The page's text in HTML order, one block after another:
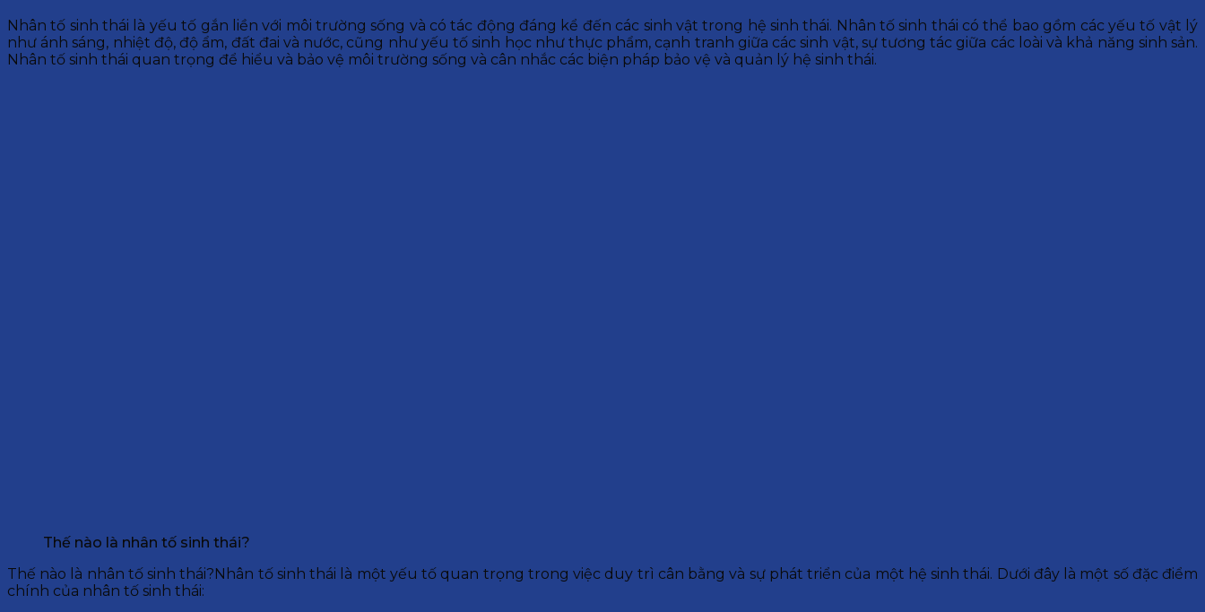
Nhân tố sinh thái là yếu tố gắn liền với môi trường sống và có tác động đáng kể đến các sinh vật trong hệ sinh thái. Nhân tố sinh thái có thể bao gồm các yếu tố vật lý
như ánh sáng, nhiệt độ, độ ẩm, đất đai và nước, cũng như yếu tố sinh học như thực phẩm, cạnh tranh giữa các sinh vật, sự tương tác giữa các loài và khả năng sinh sản.
Nhân tố sinh thái quan trọng để hiểu và bảo vệ môi trường sống và cân nhắc các biện pháp bảo vệ và quản lý hệ sinh thái.
Thế nào là nhân tố sinh thái?
Thế nào là nhân tố sinh thái?Nhân tố sinh thái là một yếu tố quan trọng trong việc duy trì cân bằng và sự phát triển của một hệ sinh thái. Dưới đây là một số đặc điểm
chính của nhân tố sinh thái: